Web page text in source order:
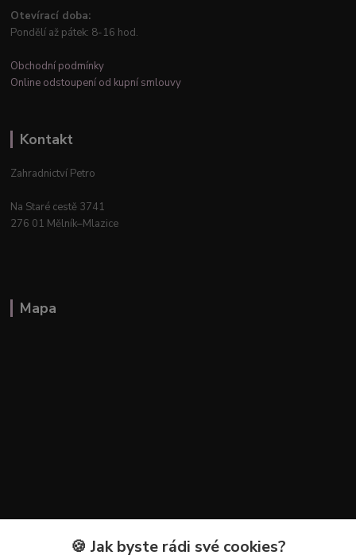
Otevírací doba:
Pondělí až pátek: 8-16 hod.
Obchodní podmínky
Online odstoupení od kupní smlouvy
Kontakt
Zahradnictví Petro
Na Staré cestě 3741
276 01 Mělník–Mlazice
Mapa
Kontakty🍪 Jak byste rádi své cookies?